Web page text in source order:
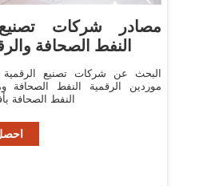
مصادر شركات تصنيع
النفط الصحافة
البحث عن شركات تصنيع الرقمية
موردين الرقمية النفط الصحافة
النفط الصحافة